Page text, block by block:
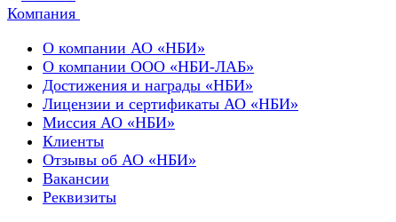
Компания
О компании АО «НБИ»
О компании ООО «НБИ-ЛАБ»
Достижения и награды «НБИ»
Лицензии и сертификаты АО «НБИ»
Миссия АО «НБИ»
Клиенты
Отзывы об АО «НБИ»
Вакансии
Реквизиты